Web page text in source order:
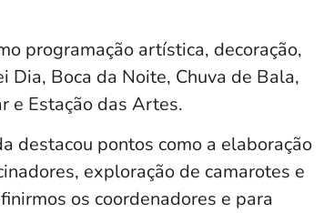
programação artística, decoração,
Boca da Noite, Chuva de Bala,
e Estação das Artes.
destacou pontos como a elaboração
exploração de camarotes e
os coordenadores e para